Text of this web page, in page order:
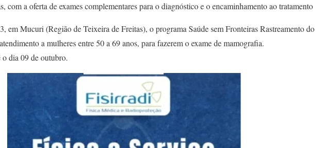
com a oferta de exames complementares para o diagnóstico e o encaminhamento ao tratamento
em Mucuri (Região de Teixeira de Freitas), o programa Saúde sem Fronteiras Rastreamento do
a mulheres entre 50 a 69 anos, para fazerem o exame de mamografia.
o dia 09 de outubro.